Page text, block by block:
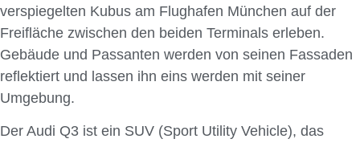
verspiegelten Kubus am Flughafen München auf der
Freifläche zwischen den beiden Terminals erleben.
Gebäude und Passanten werden von seinen Fassaden
reflektiert und lassen ihn eins werden mit seiner
Umgebung.
Der Audi Q3 ist ein SUV (Sport Utility Vehicle), das